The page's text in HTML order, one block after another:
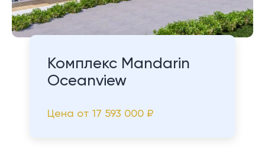
Комплекс Mandarin
Oceanview
Цена от 17 593 000 ₽